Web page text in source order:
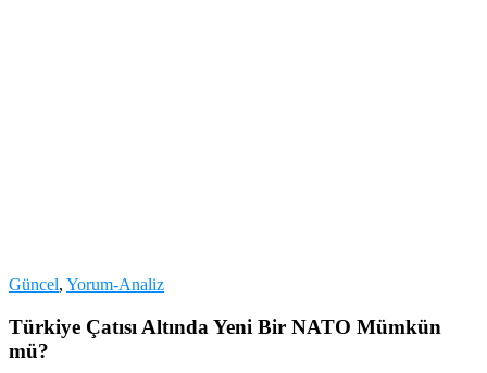
Güncel, Yorum-Analiz
Türkiye Çatısı Altında Yeni Bir NATO Mümkün
mü?